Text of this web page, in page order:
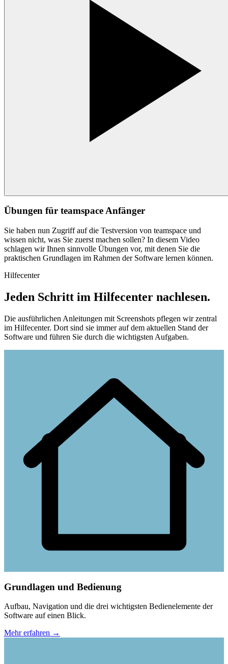
Übungen für teamspace Anfänger
Sie haben nun Zugriff auf die Testversion von teamspace und
wissen nicht, was Sie zuerst machen sollen? In diesem Video
schlagen wir Ihnen sinnvolle Übungen vor, mit denen Sie die
praktischen Grundlagen im Rahmen der Software lernen können.
Hilfecenter
Jeden Schritt im Hilfecenter nachlesen.
Die ausführlichen Anleitungen mit Screenshots pflegen wir zentral
im Hilfecenter. Dort sind sie immer auf dem aktuellen Stand der
Software und führen Sie durch die wichtigsten Aufgaben.
Grundlagen und Bedienung
Aufbau, Navigation und die drei wichtigsten Bedienelemente der
Software auf einen Blick.
Mehr erfahren →